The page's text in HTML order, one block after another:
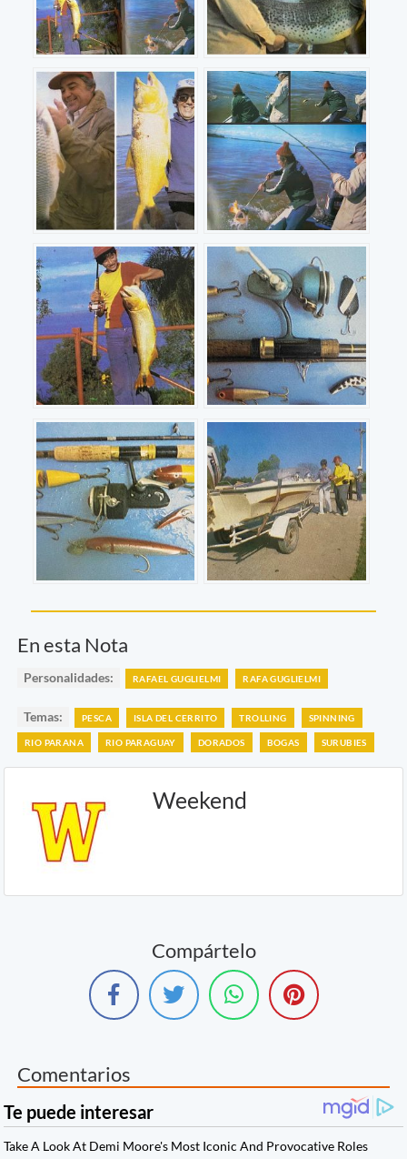
En esta Nota
Personalidades: RAFAEL GUGLIELMI RAFA GUGLIELMI
Temas: PESCA ISLA DEL CERRITO TROLLING SPINNING
RIO PARANA RIO PARAGUAY DORADOS BOGAS SURUBIES
Weekend
Compártelo
Comentarios